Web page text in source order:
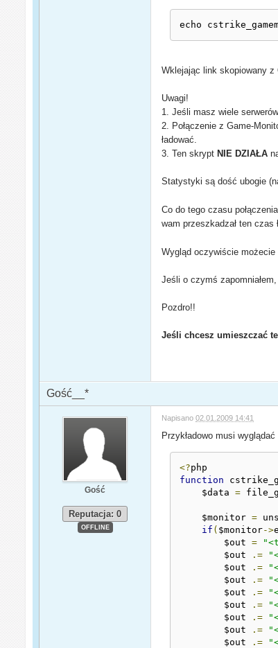
echo
Wklejając link skopiowany z
Uwagi!
1. Jeśli masz wiele
2. Połączenie z Game-
ładować.
3. Ten skrypt NIE DZIAŁA
Statystyki są dość ubogie
Co do tego czasu
wam przeszkadzał ten czas
Wygląd oczywiście
Jeśli o czymś
Pozdro!!
Jeśli chcesz umieszczać
Gość__*
Gość
Reputacja: 0
OFFLINE
Napisano02.01.2009 14:41
Przykładowo musi
<?
function
    $data
=
    $monitor
=
if ( $monitor->
        $out
=
        $out
.=
        $out
.=
        $out
.=
        $out
.=
        $out
.=
        $out
.=
        $out
.=
        $out
.=